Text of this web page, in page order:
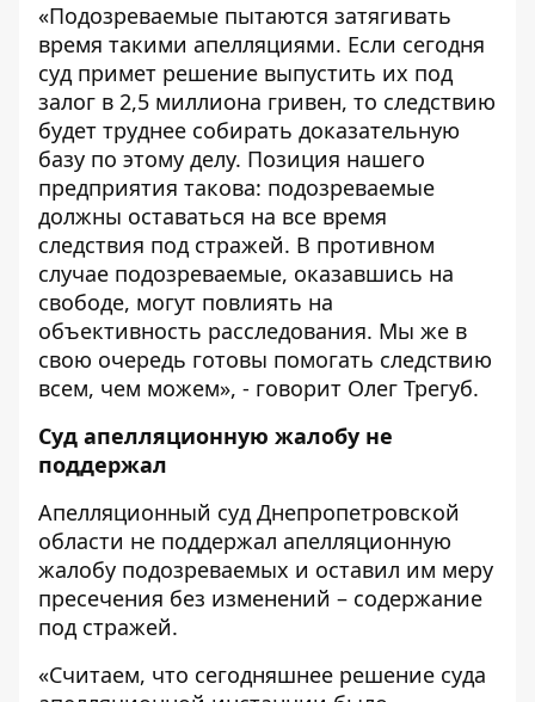
«Подозреваемые пытаются затягивать
время такими апелляциями. Если сегодня
суд примет решение выпустить их под
залог в 2,5 миллиона гривен, то следствию
будет труднее собирать доказательную
базу по этому делу. Позиция нашего
предприятия такова: подозреваемые
должны оставаться на все время
следствия под стражей. В противном
случае подозреваемые, оказавшись на
свободе, могут повлиять на
объективность расследования. Мы же в
свою очередь готовы помогать следствию
всем, чем можем», - говорит Олег Трегуб.
Суд апелляционную жалобу не
поддержал
Апелляционный суд Днепропетровской
области не поддержал апелляционную
жалобу подозреваемых и оставил им меру
пресечения без изменений – содержание
под стражей.
«Считаем, что сегодняшнее решение суда